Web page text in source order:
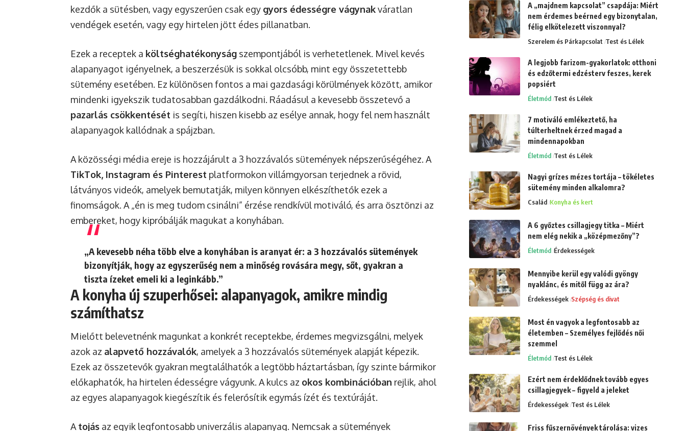
kezdők a sütésben, vagy egyszerűen csak egy gyors édességre vágynakváratlan
vendégek esetén, vagy egy hirtelen jött édes pillanatban.
Ezek a receptek a költséghatékonyság szempontjából is verhetetlenek. Mivel kevés
alapanyagot igényelnek, a beszerzésük is sokkal olcsóbb, mint egy összetettebb
sütemény esetében. Ez különösen fontos a mai gazdasági körülmények között, amikor
mindenki igyekszik tudatosabban gazdálkodni. Ráadásul a kevesebb összetevő a
pazarlás csökkentését is segíti, hiszen kisebb az esélye annak, hogy fel nem használt
alapanyagok kallódnak a spájzban.
A közösségi média ereje is hozzájárult a 3 hozzávalós sütemények népszerűségéhez. A
TikTok, Instagram és Pinterest platformokon villámgyorsan terjednek a rövid,
látványos videók, amelyek bemutatják, milyen könnyen elkészíthetők ezek a
finomságok. A „én is meg tudom csinálni” érzése rendkívül motiváló, és arra ösztönzi az
embereket, hogy kipróbálják magukat a konyhában.
„A kevesebb néha több elve a konyhában is aranyat ér: a 3 hozzávalós sütemények
bizonyítják, hogy az egyszerűség nem a minőség rovására megy, sőt, gyakran a
tiszta ízeket emeli ki a leginkább.”
A konyha új szuperhősei: alapanyagok, amikre mindig
számíthatsz
Mielőtt belevetnénk magunkat a konkrét receptekbe, érdemes megvizsgálni, melyek
azok az alapvető hozzávalók, amelyek a 3 hozzávalós sütemények alapját képezik.
Ezek az összetevők gyakran megtalálhatók a legtöbb háztartásban, így szinte bármikor
előkaphatók, ha hirtelen édességre vágyunk. A kulcs az okos kombinációban rejlik, ahol
az egyes alapanyagok kiegészítik és felerősítik egymás ízét és textúráját.
A tojás az egyik legfontosabb univerzális alapanyag. Nemcsak a sütemények
A „majdnem kapcsolat” csapdája: Miért
nem érdemes beérned egy bizonytalan,
félig elkötelezett viszonnyal?
Szerelem és Párkapcsolat Test és Lélek
A legjobb farizom-gyakorlatok: otthoni
és edzőtermi edzésterv feszes, kerek
popsiért
Életmód Test és Lélek
7 motiváló emlékeztető, ha
túlterheltnek érzed magad a
mindennapokban
Életmód Test és Lélek
Nagyi grízes mézes tortája – tökéletes
sütemény minden alkalomra?
Család Konyha és kert
A 6 győztes csillagjegy titka – Miért
nem elég nekik a „középmezőny”?
Életmód Érdekességek
Mennyibe kerül egy valódi gyöngy
nyaklánc, és mitől függ az ára?
Érdekességek Szépség és divat
Most én vagyok a legfontosabb az
életemben – Személyes fejlődés női
szemmel
Életmód Test és Lélek
Ezért nem érdeklődnek tovább egyes
csillagjegyek – figyeld a jeleket
Érdekességek Test és Lélek
Friss fűszernövények tárolása: vizes